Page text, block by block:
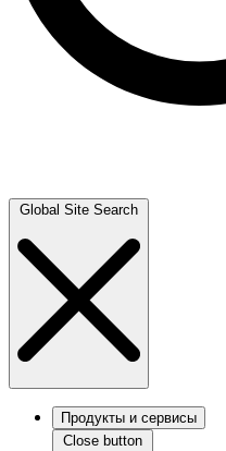
Global Site Search
Продукты и сервисы
Close button